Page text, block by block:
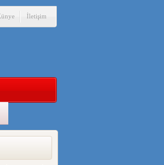
İletişim
: ÇİN’İN
BİR